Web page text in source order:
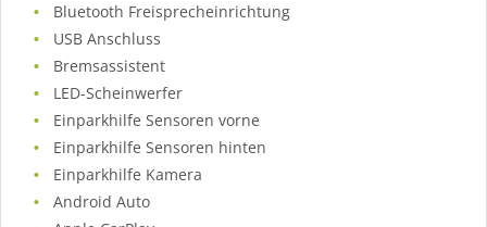
Bluetooth Freisprecheinrichtung
USB Anschluss
Bremsassistent
LED-Scheinwerfer
Einparkhilfe Sensoren vorne
Einparkhilfe Sensoren hinten
Einparkhilfe Kamera
Android Auto